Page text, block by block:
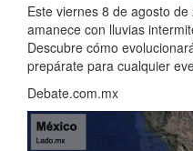
Este viernes 8 de agosto
amanece con lluvias
Descubre cómo
prepárate para cualquier
Debate.com.mx